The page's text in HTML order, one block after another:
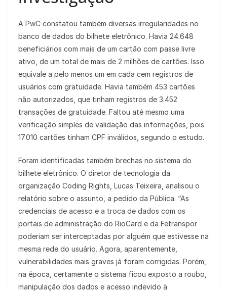
A PwC constatou também diversas irregularidades no
banco de dados do bilhete eletrônico. Havia 24.648
beneficiários com mais de um cartão com passe livre
ativo, de um total de mais de 2 milhões de cartões. Isso
equivale a pelo menos um em cada cem registros de
usuários com gratuidade. Havia também 453 cartões
não autorizados, que tinham registros de 3.452
transações de gratuidade. Faltou até mesmo uma
verificação simples de validação das informações, pois
17.010 cartões tinham CPF inválidos, segundo o estudo.
Foram identificadas também brechas no sistema do
bilhete eletrônico. O diretor de tecnologia da
organização Coding Rights, Lucas Teixeira, analisou o
relatório sobre o assunto, a pedido da Pública. “As
credenciais de acesso e a troca de dados com os
portais de administração do RioCard e da Fetranspor
poderiam ser interceptadas por alguém que estivesse na
mesma rede do usuário. Agora, aparentemente,
vulnerabilidades mais graves já foram corrigidas. Porém,
na época, certamente o sistema ficou exposto a roubo,
manipulação dos dados e acesso indevido à